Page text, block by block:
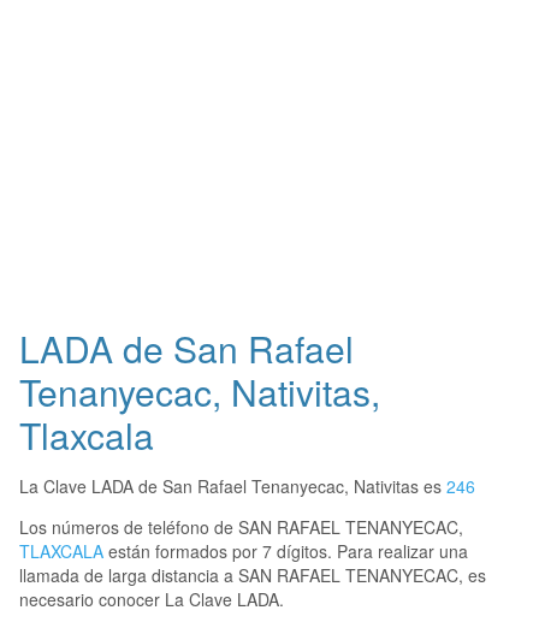
LADA de San Rafael
Tenanyecac, Nativitas,
Tlaxcala
La Clave LADA de San Rafael Tenanyecac, Nativitas es 246
Los números de teléfono de SAN RAFAEL TENANYECAC,
TLAXCALA están formados por 7 dígitos. Para realizar una
llamada de larga distancia a SAN RAFAEL TENANYECAC, es
necesario conocer La Clave LADA.